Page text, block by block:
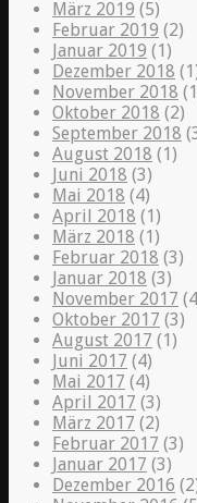
März 2019 (5)
Februar 2019 (2)
Januar 2019 (1)
Dezember 2018
November 2018
Oktober 2018 (2)
September 2018
August 2018 (1)
Juni 2018 (3)
Mai 2018 (4)
April 2018 (1)
März 2018 (1)
Februar 2018 (3)
Januar 2018 (3)
November 2017
Oktober 2017 (3)
August 2017 (1)
Juni 2017 (4)
Mai 2017 (4)
April 2017 (3)
März 2017 (2)
Februar 2017 (3)
Januar 2017 (3)
Dezember 2016